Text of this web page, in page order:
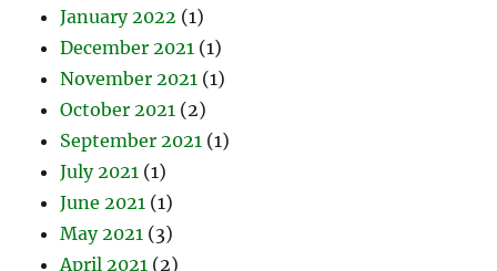
January 2022 (1)
December 2021 (1)
November 2021 (1)
October 2021 (2)
September 2021 (1)
July 2021 (1)
June 2021 (1)
May 2021 (3)
April 2021 (2)